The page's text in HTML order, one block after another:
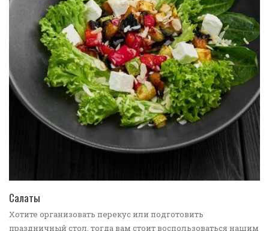
Салаты
Хотите организовать перекус или подготовить
праздничный стол, тогда вам стоит воспользоваться нашим